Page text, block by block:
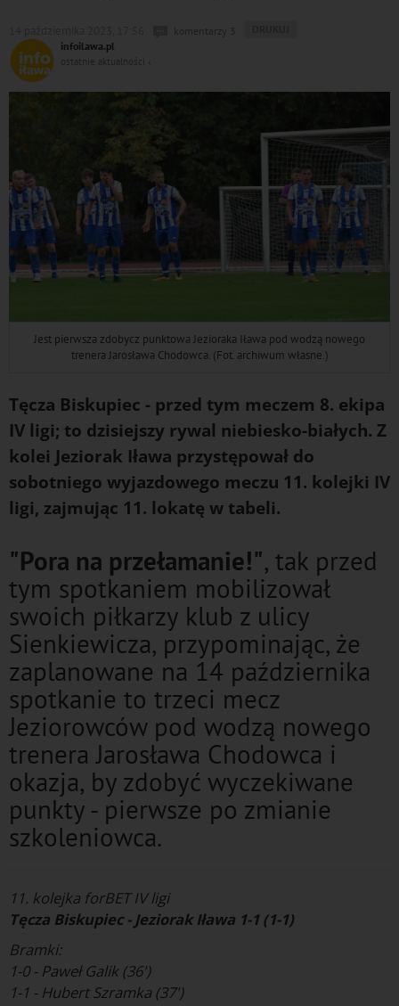
infoilawa.pl
ostatnie aktualności ‹
Jest pierwsza zdobycz punktowa Jezioraka Iława pod wodzą nowego
trenera Jarosława Chodowca. (Fot. archiwum własne.)
Tęcza Biskupiec - przed tym meczem 8. ekipa
IV ligi; to dzisiejszy rywal niebiesko-białych. Z
kolei Jeziorak Iława przystępował do
sobotniego wyjazdowego meczu 11. kolejki IV
ligi, zajmując 11. lokatę w tabeli.
"Pora na przełamanie!", tak przed
tym spotkaniem mobilizował
swoich piłkarzy klub z ulicy
Sienkiewicza, przypominając, że
zaplanowane na 14 października
spotkanie to trzeci mecz
Jeziorowców pod wodzą nowego
trenera Jarosława Chodowca i
okazja, by zdobyć wyczekiwane
punkty - pierwsze po zmianie
szkoleniowca.
11. kolejka forBET IV ligi
Tęcza Biskupiec - Jeziorak Iława 1-1 (1-1)
Bramki:
1-0 - Paweł Galik (36')
1-1 - Hubert Szramka (37')